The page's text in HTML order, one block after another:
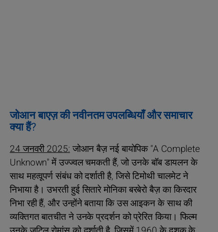
जोआन बाएज़ की नवीनतम उपलब्धियाँ और समाचार
क्या हैं?
24 जनवरी 2025:जोआन बैज़ नई बायोपिक "A Complete
Unknown" में उज्ज्वल चमकती हैं, जो उनके बॉब डायलन के
साथ महत्वूपर्ण संबंध को दर्शाती है, जिसे टिमोथी चालमेट ने
निभाया है। उभरती हुई सितारे मोनिका बरबेरो बैज़ का किरदार
निभा रही हैं, और उन्होंने बताया कि उस आइकन के साथ की
व्यक्तिगत बातचीत ने उनके प्रदर्शन को प्रेरित किया। फिल्म